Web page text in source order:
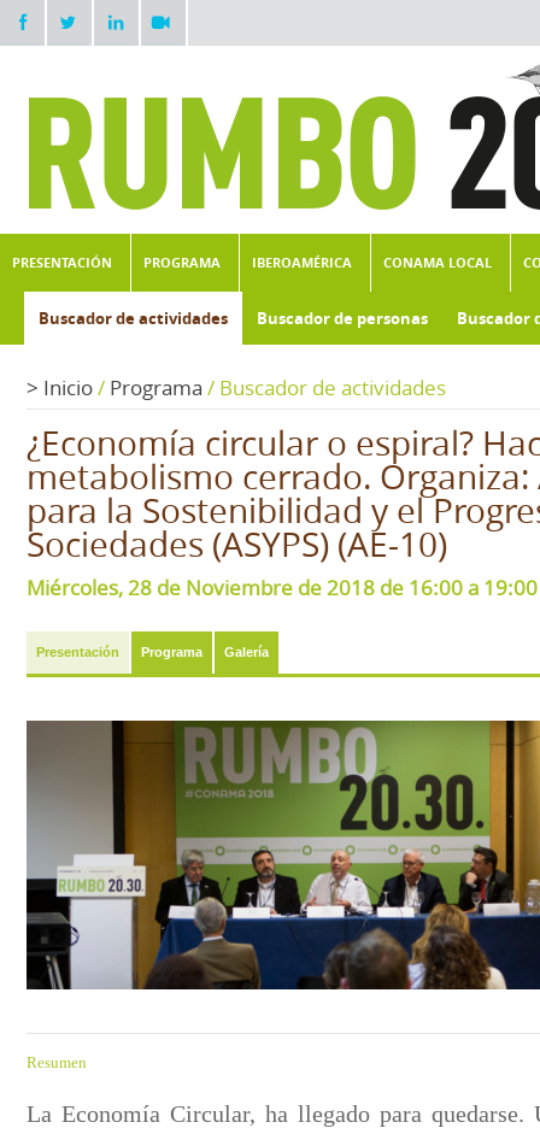
PRESENTACIÓN PROGRAMA IBEROAMÉRICA CONAMA LOCAL
Buscador de actividades Buscador de personas Buscador
> Inicio/ Programa / Buscador de actividades
¿Economía circular o espiral?
metabolismo cerrado. Organiza:
para la Sostenibilidad y el
Sociedades (ASYPS) (AE-10)
Miércoles, 28 de Noviembre de 2018 de 16:00 a 19:00
Presentación Programa Galería
Resumen
La Economía Circular, ha llegado para quedarse.